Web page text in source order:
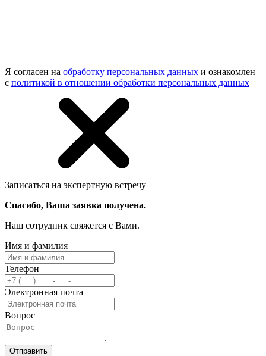
Я согласен на обработку персональных данных и ознакомлен
с политикой в отношении обработки персональных данных
Записаться на экспертную встречу
Спасибо, Ваша заявка получена.
Наш сотрудник свяжется с Вами.
Имя и фамилия
Телефон
Электронная почта
Вопрос
Отправить